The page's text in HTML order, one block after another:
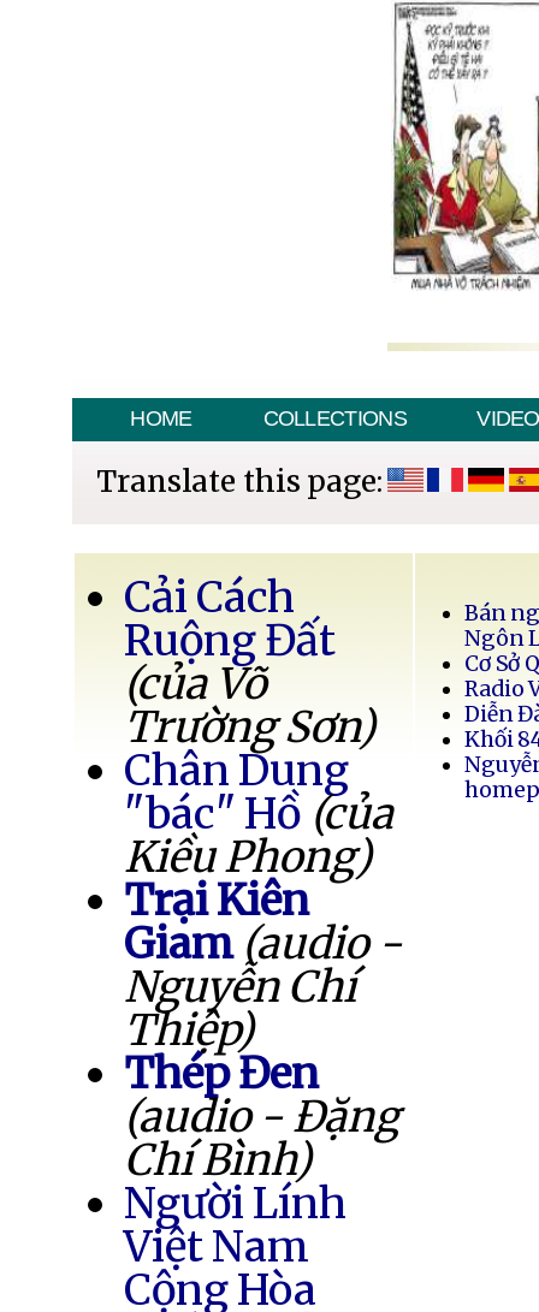
HOME COLLECTIONS VIDEO
Translate this page:
Cải Cách
Ruộng Đất
(của Võ
Trường Sơn)
Chân Dung
"bác" Hồ (của
Kiều Phong)
Trại Kiên
Giam (audio -
Nguyễn Chí
Thiệp)
Thép Đen
(audio - Đặng
Chí Bình)
Người Lính
Việt Nam
Cộng Hòa
Bán
Ngôn
Cơ Sở
Radio
Diễn
Khối